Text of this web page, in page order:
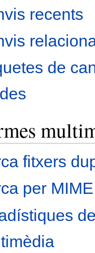
recents
de
fitxers
per MIME